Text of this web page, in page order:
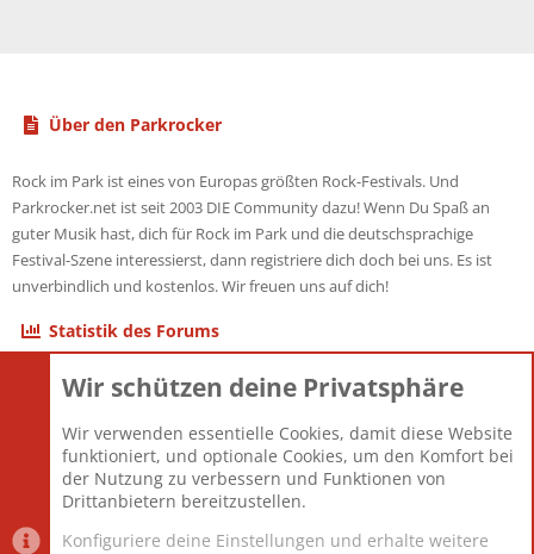
Über den Parkrocker
Rock im Park ist eines von Europas größten Rock-Festivals. Und
Parkrocker.net ist seit 2003 DIE Community dazu! Wenn Du Spaß an
guter Musik hast, dich für Rock im Park und die deutschsprachige
Festival-Szene interessierst, dann registriere dich doch bei uns. Es ist
unverbindlich und kostenlos. Wir freuen uns auf dich!
Statistik des Forums
Themen
Mitglieder
12.425
Neuestes Mitglied
Toddster85
Wir schützen deine Privatsphäre
Wir verwenden essentielle Cookies, damit diese Website
funktioniert, und optionale Cookies, um den Komfort bei
der Nutzung zu verbessern und Funktionen von
Drittanbietern bereitzustellen.
Konfiguriere deine Einstellungen und erhalte weitere